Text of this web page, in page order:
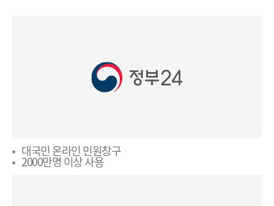
대국민 온라인 민원창구
2000만명 이상 사용